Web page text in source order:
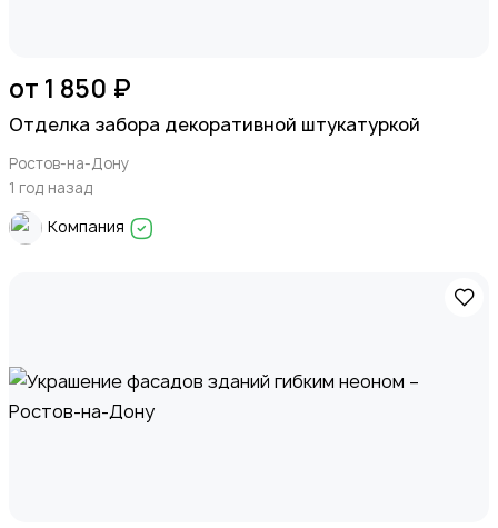
от 1 850 ₽
Отделка забора декоративной штукатуркой
Ростов-на-Дону
1 год назад
Компания